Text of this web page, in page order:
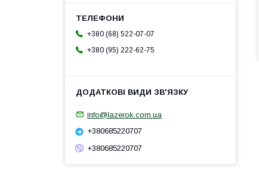
+380 (68) 522-07-07
+380 (95) 222-62-75
info@lazerok.com.ua
+380685220707
+380685220707